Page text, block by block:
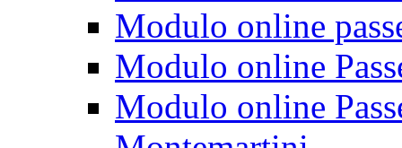
Modulo online
Modulo online
Modulo online